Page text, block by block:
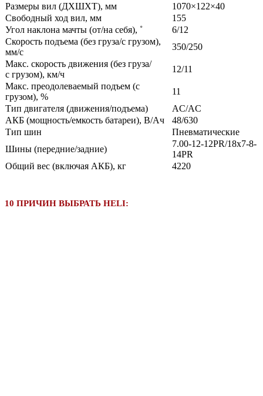
Размеры вил (ДXШXТ), мм
1070×122×40
Свободный ход вил, мм
155
Угол наклона мачты (от/на себя), ˚
6/12
Скорость подъема (без груза/с грузом),
мм/с
350/250
Макс. скорость движения (без груза/
с грузом), км/ч
12/11
Макс. преодолеваемый подъем (с
грузом), %
11
Тип двигателя (движения/подъема)
AC/AC
АКБ (мощность/емкость батареи), В/Ач
48/630
Тип шин
Пневматические
Шины (передние/задние)
7.00-12-12PR/18x7-8-
14PR
Общий вес (включая АКБ), кг
4220
10 ПРИЧИН ВЫБРАТЬ HELI: